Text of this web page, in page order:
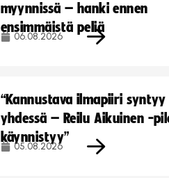
myynnissä – hanki ennen
ensimmäistä peliä
06.08.2026
“Kannustava ilmapiiri syntyy
yhdessä – Reilu Aikuinen -
käynnistyy”
05.08.2026